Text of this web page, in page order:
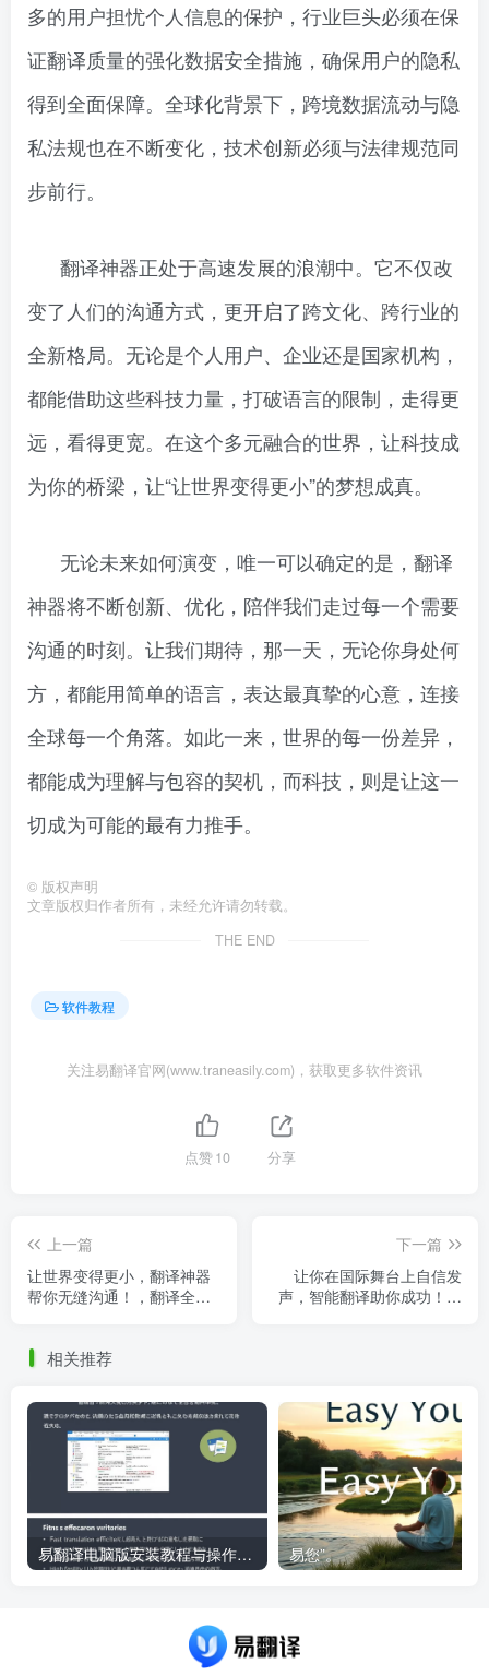
多的用户担忧个人信息的保护，行业巨头必须在保
证翻译质量的强化数据安全措施，确保用户的隐私
得到全面保障。全球化背景下，跨境数据流动与隐
私法规也在不断变化，技术创新必须与法律规范同
步前行。
翻译神器正处于高速发展的浪潮中。它不仅改
变了人们的沟通方式，更开启了跨文化、跨行业的
全新格局。无论是个人用户、企业还是国家机构，
都能借助这些科技力量，打破语言的限制，走得更
远，看得更宽。在这个多元融合的世界，让科技成
为你的桥梁，让“让世界变得更小”的梦想成真。
无论未来如何演变，唯一可以确定的是，翻译
神器将不断创新、优化，陪伴我们走过每一个需要
沟通的时刻。让我们期待，那一天，无论你身处何
方，都能用简单的语言，表达最真挚的心意，连接
全球每一个角落。如此一来，世界的每一份差异，
都能成为理解与包容的契机，而科技，则是让这一
切成为可能的最有力推手。
© 版权声明
文章版权归作者所有，未经允许请勿转载。
THE END
软件教程
关注易翻译官网(www.traneasily.com)，获取更多软件资讯
点赞10 分享
上一篇
让世界变得更小，翻译神器
帮你无缝沟通！，翻译全球
下一篇
让你在国际舞台上自信发
声，智能翻译助你成功！，
相关推荐
易翻译电脑版安装教程与操作指南 易您”。